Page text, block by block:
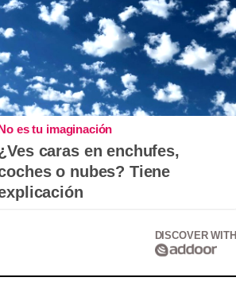
es tu imaginación
caras en enchufes,
o nubes? Tiene
DISCOVER WITH